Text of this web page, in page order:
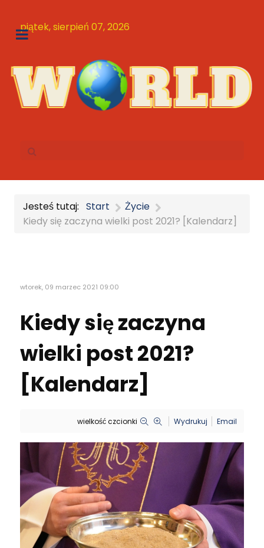
piątek, sierpień 07, 2026
Jesteś tutaj: Start
Życie
Kiedy się zaczyna wielki post 2021? [Kalendarz]
wtorek, 09 marzec 2021 09:00
Kiedy się zaczyna
wielki post 2021?
[Kalendarz]
wielkość czcionki Wydrukuj Email